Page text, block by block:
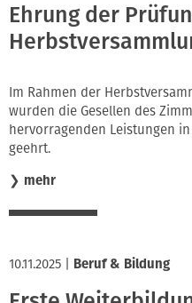
Ehrung der
Im Rahmen der
wurden die Gesellen des
hervorragenden Leistungen
geehrt.
❯ mehr
10.11.2025 Beruf & Bildung